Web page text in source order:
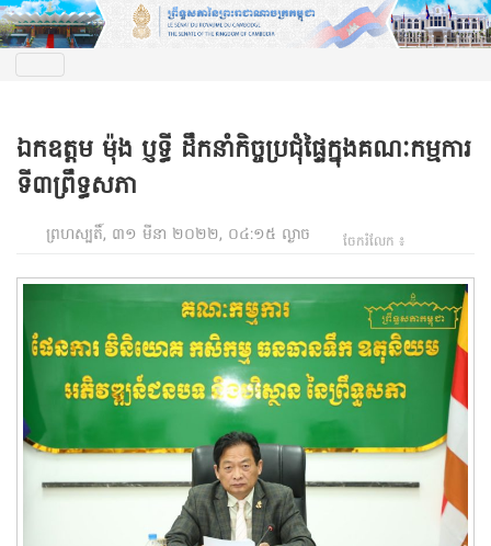
ឯកឧត្តម ម៉ុង ប្ញទ្ធី ដឹកនាំកិច្ចប្រជុំផ្ទៃក្នុងគណៈកម្មការ
ទី៣ព្រឹទ្ធសភា
ព្រហស្បតិ៍, ៣១ មីនា ២០២២, ០៤:១៥ ល្ងាច ចែករំលែក ៖